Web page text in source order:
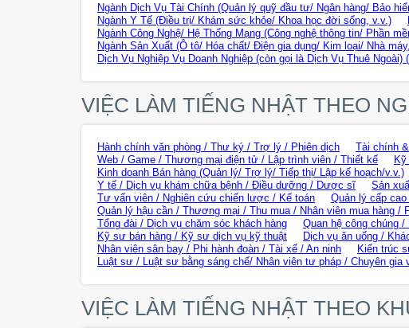
Ngành Dịch Vụ Tài Chính (Quản lý quỹ đầu tư/ Ngân hàng/ Bảo
Ngành Y Tế (Điều trị/ Khám sức khỏe/ Khoa học đời sống, v.v.)
Ngành Công Nghệ/ Hệ Thống Mạng (Công nghệ thông tin/ Phần
Ngành Sản Xuất (Ô tô/ Hóa chất/ Điện gia dụng/ Kim loại/ Nhà
Dịch Vụ Nghiệp Vụ Doanh Nghiệp (còn gọi là Dịch Vụ Thuê Ngoài)
VIỆC LÀM TIẾNG NHẬT THEO
Hành chính văn phòng / Thư ký / Trợ lý / Phiên dịch Tài chính
Web / Game / Thương mại điện tử / Lập trình viên / Thiết kế
Kinh doanh Bán hàng (Quản lý/ Trợ lý/ Tiếp thị/ Lập kế hoạch/v.v.)
Y tế / Dịch vụ khám chữa bệnh / Điều dưỡng / Dược sĩ
Sản
Tư vấn viên / Nghiên cứu chiến lược / Kế toán
Quản lý cấp
Quản lý hậu cần / Thương mại / Thu mua / Nhân viên mua hàng /
Tổng đài / Dịch vụ chăm sóc khách hàng
Quan hệ công chúng /
Kỹ sư bán hàng / Kỹ sư dịch vụ kỹ thuật
Dịch vụ ăn uống /
Nhân viên sân bay / Phi hành đoàn / Tài xế / An ninh
Kiến trúc
Luật sư / Luật sư bằng sáng chế/ Nhân viên tư pháp / Chuyên
VIỆC LÀM TIẾNG NHẬT THEO